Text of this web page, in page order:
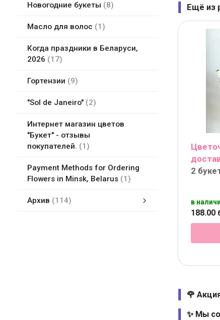
Новогодние букеты 8
Масло для волос 1
Когда праздники в Беларуси,
2026
17
Гортензии 9
"Sol de Janeiro" 2
Интернет магазин цветов
"Букет" - отзывы
покупателей.
1
Payment Methods for Ordering
Flowers in Minsk, Belarus
1
Архив 114
Ещё из
2
в
188.00
🌹
✨ Мы